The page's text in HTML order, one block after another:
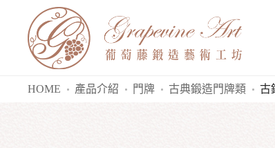
HOME 產品介紹 門牌 古典鍛造門牌類 古